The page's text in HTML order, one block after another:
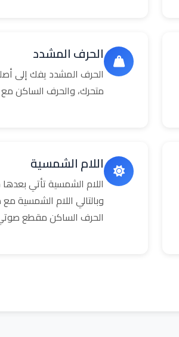
الحرف المشدد
الحرف المشدد يفك إلى
متحرك، والحرف الساكن
اللام الشمسية
اللام الشمسية تأتي
وبالتالي اللام الشمسية
الحرف الساكن مقطع